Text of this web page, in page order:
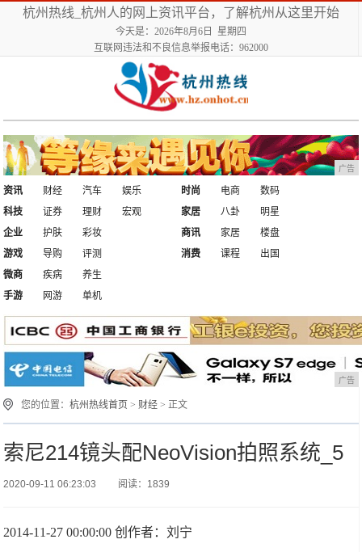
杭州热线_杭州人的网上资讯平台，了解杭州从这里开始
今天是：2026年8月6日 星期四
互联网违法和不良信息举报电话：962000
广告
资讯 财经 汽车
娱乐
科技
证券 理财 宏观
时尚 电商
数码
家居
八卦
明星
企业
护肤
彩妆
游戏
导购 评测
商讯 家居
楼盘
消费
课程
出国
微商
疾病
养生
手游
网游 单机
广告
您的位置：杭州热线首页 > 财经 > 正文
索尼214镜头配NeoVision拍照系统_5
2020-09-11 06:23:03 阅读：1839
2014-11-27 00:00:00 创作者：刘宁